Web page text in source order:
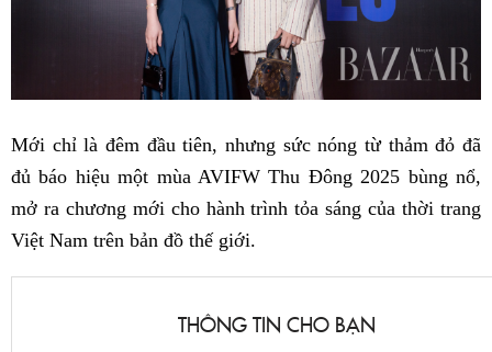
Mới chỉ là đêm đầu tiên, nhưng sức nóng từ thảm đỏ đã
đủ báo hiệu một mùa AVIFW Thu Đông 2025 bùng nổ,
mở ra chương mới cho hành trình tỏa sáng của thời trang
Việt Nam trên bản đồ thế giới.
THÔNG TIN CHO BẠN